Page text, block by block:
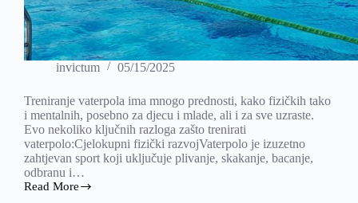
invictum 05/15/2025
Treniranje vaterpola ima mnogo prednosti, kako fizičkih tako
i mentalnih, posebno za djecu i mlade, ali i za sve uzraste.
Evo nekoliko ključnih razloga zašto trenirati
vaterpolo:Cjelokupni fizički razvojVaterpolo je izuzetno
zahtjevan sport koji uključuje plivanje, skakanje, bacanje,
odbranu i…
Read More
ZAŠTO